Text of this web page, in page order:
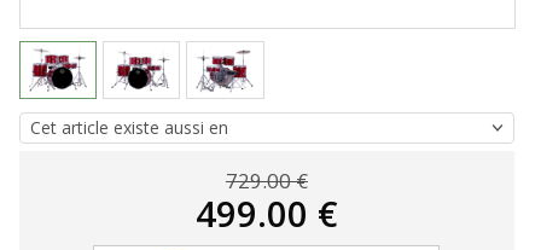
729.00 €
499.00 €